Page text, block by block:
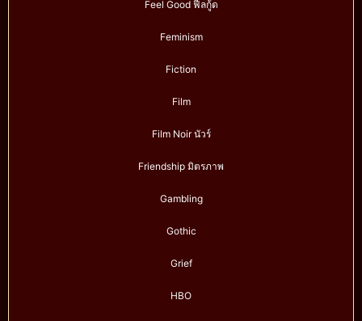
Feel Good ฟีลกู้ด
Feminism
Fiction
Film
Film Noir นัวร์
Friendship มิตรภาพ
Gambling
Gothic
Grief
HBO